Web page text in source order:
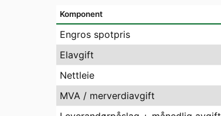
Komponent
Engros spotpris
Elavgift
Nettleie
MVA / merverdiavgift